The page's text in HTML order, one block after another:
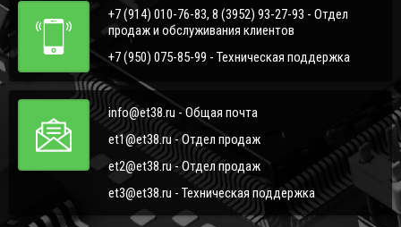
+7 (914) 010-76-83, 8 (3952) 93-27-93 - Отдел
продаж и обслуживания клиентов
+7 (950) 075-85-99 - Техническая поддержка
info@et38.ru - Общая почта
et1@et38.ru - Отдел продаж
et2@et38.ru - Отдел продаж
et3@et38.ru - Техническая поддержка